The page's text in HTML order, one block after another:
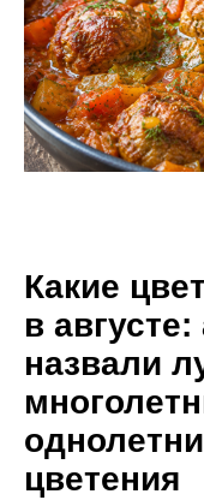
Какие
в
назвали
цветения